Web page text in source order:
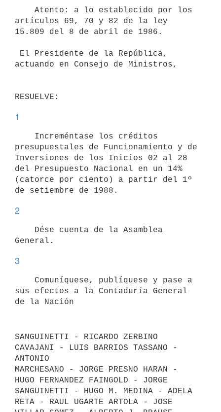
artículos 69, 70 y 82 de la ley
15.809 del 8 de abril de 1986.
actuando en Consejo de Ministros,
1
presupuestales de Funcionamiento y de
Inversiones de los Inicios 02 al 28
del Presupuesto Nacional en un 14%
(catorce por ciento) a partir del 1º
2
3
sus efectos a la Contaduría General
SANGUINETTI - RICARDO ZERBINO
CAVAJANI - LUIS BARRIOS TASSANO -
ANTONIO
MARCHESANO - JORGE PRESNO HARAN -
HUGO FERNANDEZ FAINGOLD - JORGE
SANGUINETTI - HUGO M. MEDINA - ADELA
RETA - RAUL UGARTE ARTOLA - JOSE